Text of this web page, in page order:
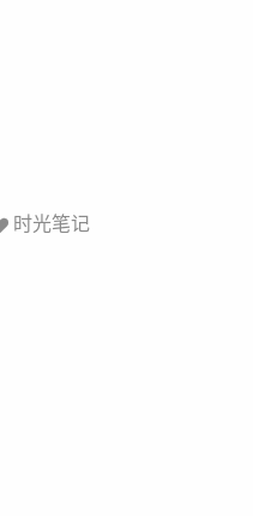
时光笔记